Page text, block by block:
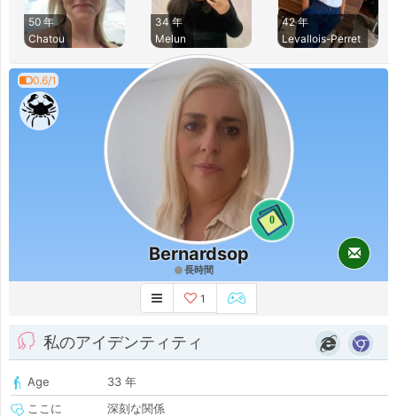
50 年
Chatou
34 年
Melun
42 年
Levallois-Perret
0.6/1
0
Bernardsop
長時間
1
私のアイデンティティ
Age
33 年
ここに
深刻な関係